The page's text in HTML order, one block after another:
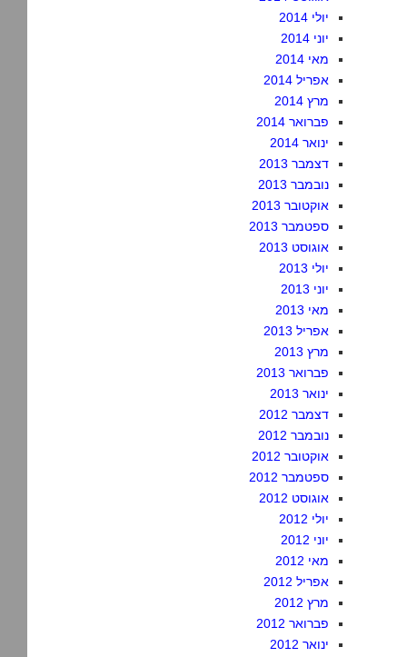
יולי 2014
יוני 2014
מאי 2014
אפריל 2014
מרץ 2014
פברואר 2014
ינואר 2014
דצמבר 2013
נובמבר 2013
אוקטובר 2013
ספטמבר 2013
אוגוסט 2013
יולי 2013
יוני 2013
מאי 2013
אפריל 2013
מרץ 2013
פברואר 2013
ינואר 2013
דצמבר 2012
נובמבר 2012
אוקטובר 2012
ספטמבר 2012
אוגוסט 2012
יולי 2012
יוני 2012
מאי 2012
אפריל 2012
מרץ 2012
פברואר 2012
ינואר 2012